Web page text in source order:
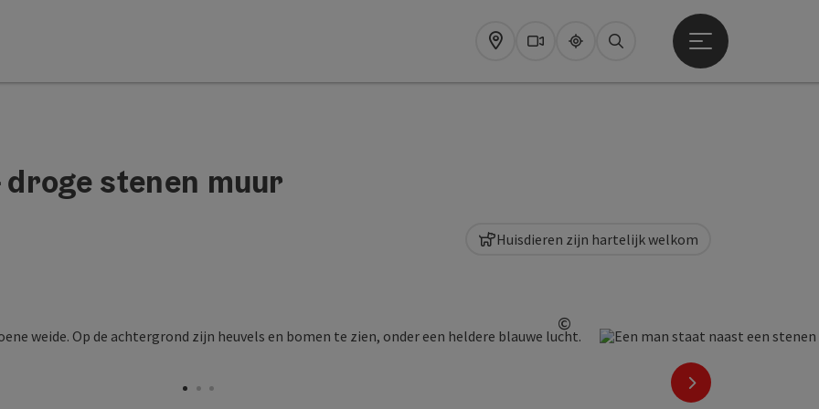
Map WebcamsUpperguide
Zoeken
Startmenu openen
stenen muur
©
Start Copyright
nächstes Element
Huisdieren zijn hartelijk welkom